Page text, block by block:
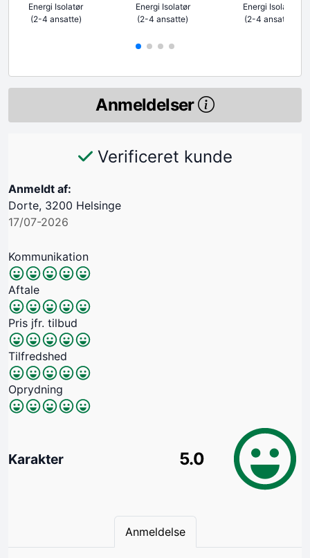
Energi Isolatør
(2-4 ansatte)
Energi Isolatør
(2-4 ansatte)
Energi Isolatør
(2-4 ansatte)
Anmeldelser
Verificeret kunde
Anmeldt af:
Dorte, 3200 Helsinge
17/07-2026
Kommunikation
Aftale
Pris jfr. tilbud
Tilfredshed
Oprydning
Karakter 5.0
Anmeldelse